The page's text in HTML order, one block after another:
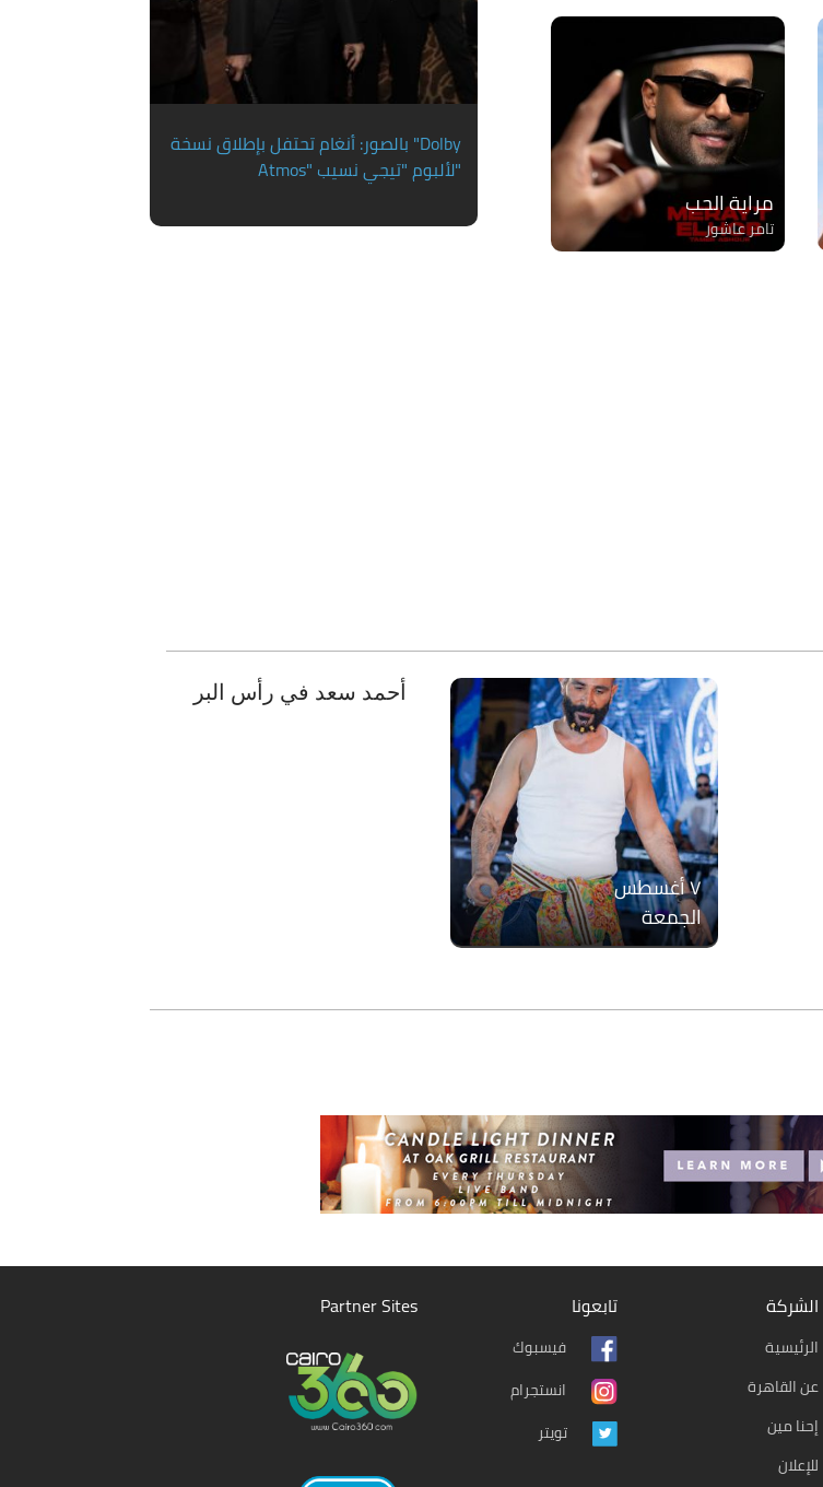
مراية الحب
تامر عاشور
بالصور: أنغام تحتفل بإطلاق نسخة "Dolby
Atmos" لألبوم "تيجي نسيب"
۷ أغسطس
الجمعة
أحمد سعد في رأس البر
الشركة
الرئيسية
عن القاهرة
إحنا مين
للإعلان
تابعونا
فيسبوك
انستجرام
تويتر
Partner Sites